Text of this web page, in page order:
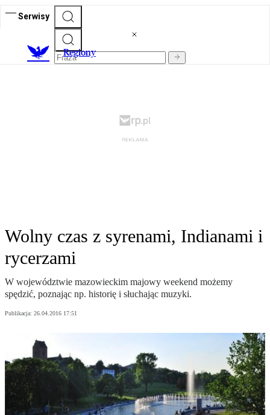
Serwisy
Regiony
Wolny czas z syrenami, Indianami i
rycerzami
W województwie mazowieckim majowy weekend możemy
spędzić, poznając np. historię i słuchając muzyki.
Publikacja: 26.04.2016 17:51